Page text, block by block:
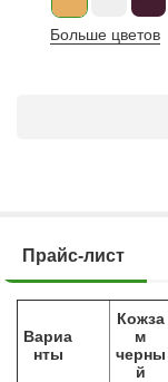
Больше цветов
Прайс-лист
Вариа
нты
Кожза
м
черны
й